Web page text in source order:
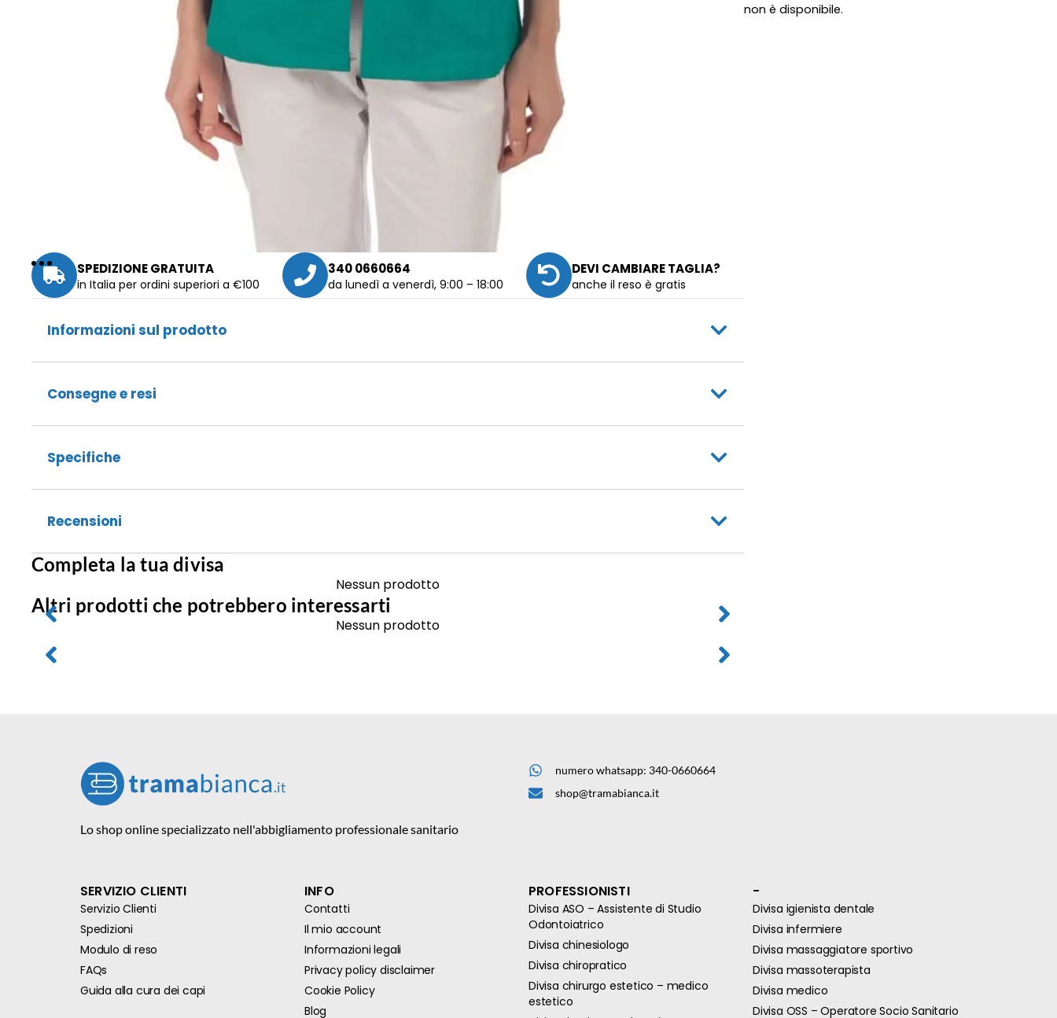
SPEDIZIONE GRATUITA
in Italia per ordini superiori a €100
340 0660664
da lunedì a venerdì, 9:00 – 18:00
DEVI CAMBIARE TAGLIA?
anche il reso è gratis
Informazioni sul prodotto
Consegne e resi
Specifiche
Recensioni
Completa la tua divisa
Nessun prodotto
Altri prodotti che potrebbero interessarti
Nessun prodotto
non è disponibile.
Lo shop online specializzato nell'abbigliamento professionale sanitario
numero whatsapp: 340-0660664
shop@tramabianca.it
SERVIZIO CLIENTI
Servizio Clienti
Spedizioni
Modulo di reso
FAQs
Guida alla cura dei capi
INFO
Contatti
Il mio account
Informazioni legali
Privacy policy disclaimer
Cookie Policy
Blog
PROFESSIONISTI
Divisa ASO – Assistente di Studio
Odontoiatrico
Divisa chinesiologo
Divisa chiropratico
Divisa chirurgo estetico – medico
estetico
-
Divisa igienista dentale
Divisa infermiere
Divisa massaggiatore sportivo
Divisa massoterapista
Divisa medico
Divisa OSS – Operatore Socio Sanitario